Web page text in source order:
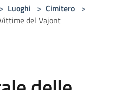
> Luoghi > Cimitero >
del Vajont